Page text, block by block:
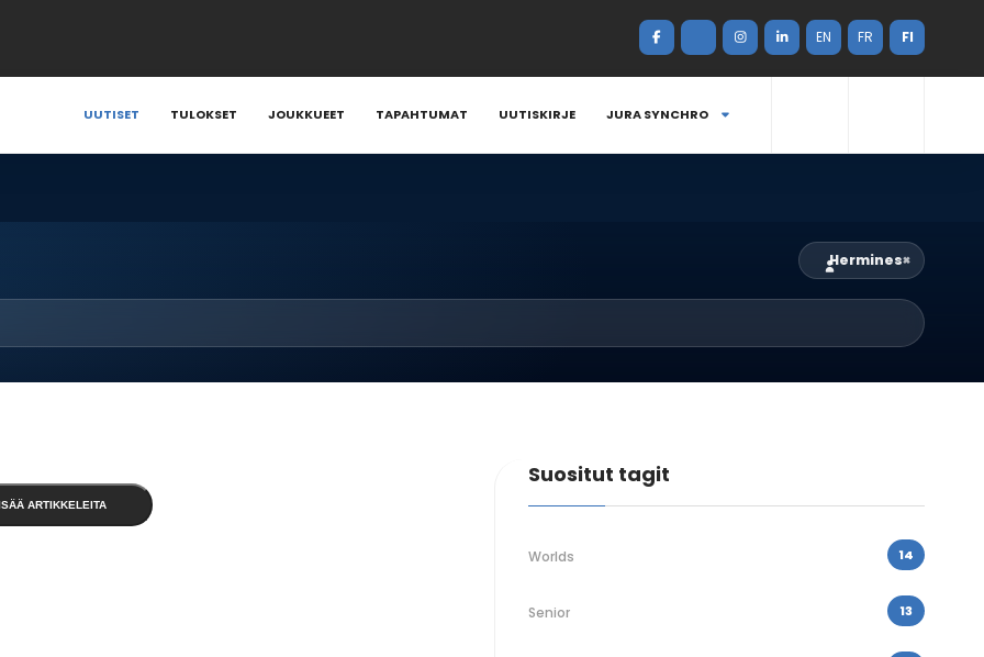
EN FR FI
UUTISET TULOKSET JOUKKUEET TAPAHTUMAT UUTISKIRJE JURA SYNCHRO
Hermines×
ARTIKKELEITA
Suositut tagit
Worlds 14
Senior 13